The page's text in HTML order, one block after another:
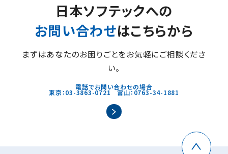
日本ソフテックへの
お問い合わせはこちらから
まずはあなたのお困りごとをお気軽にご相談くださ
い。
電話でお問い合わせの場合
東京：03-3863-0721 富山：0763-34-1881